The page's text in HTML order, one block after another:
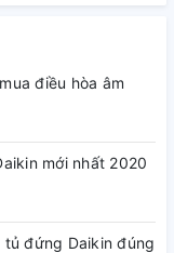
điều hòa âm
mới nhất 2020
đứng Daikin đúng